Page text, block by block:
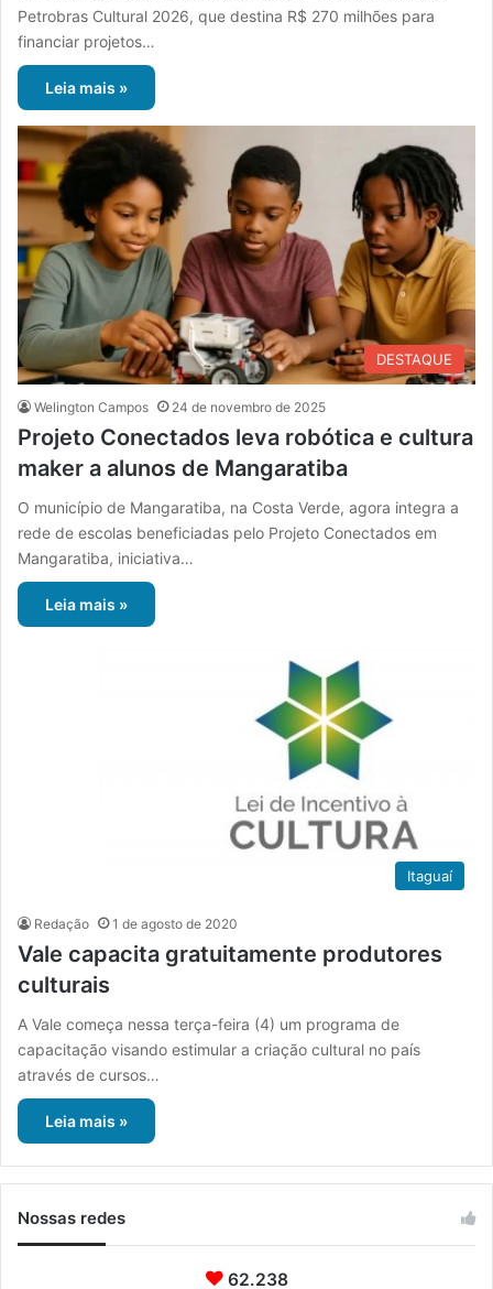
Petrobras Cultural 2026, que destina R$ 270 milhões para
financiar projetos…
Leia mais »
DESTAQUE
Welington Campos 24 de novembro de 2025
Projeto Conectados leva robótica e cultura
maker a alunos de Mangaratiba
O município de Mangaratiba, na Costa Verde, agora integra a
rede de escolas beneficiadas pelo Projeto Conectados em
Mangaratiba, iniciativa…
Leia mais »
Itaguaí
Redação 1 de agosto de 2020
Vale capacita gratuitamente produtores
culturais
A Vale começa nessa terça-feira (4) um programa de
capacitação visando estimular a criação cultural no país
através de cursos…
Leia mais »
Nossas redes
62.238